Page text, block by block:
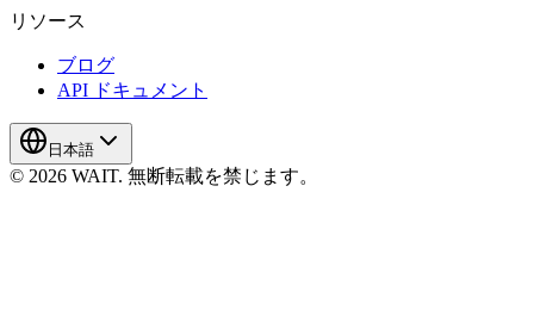
リソース
ブログ
API ドキュメント
日本語
© 2026 WAIT. 無断転載を禁じます。